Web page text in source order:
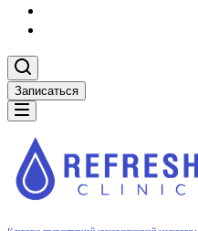
Записаться